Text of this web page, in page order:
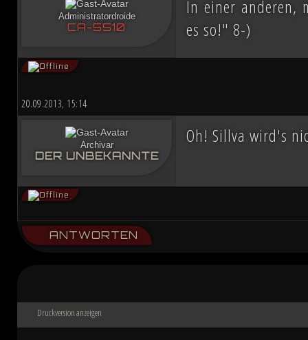
Administratordroide
CA-5510
In einer anderen,
es so!" 8-)
20.09.2013, 15:14
Archivar
DER UNBEKANNTE
Oh! Sillva wird's
ANTWORTEN
Druckversion anzeigen